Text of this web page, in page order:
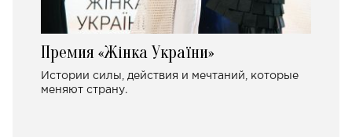
Премия «Жінка України»
Истории силы, действия и мечтаний, которые
меняют страну.